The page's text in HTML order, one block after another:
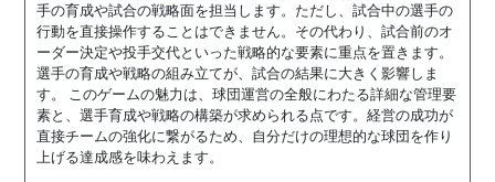
手の育成や試合の戦略面を担当します。ただし、試合中の選手の
行動を直接操作することはできません。その代わり、試合前のオ
ーダー決定や投手交代といった戦略的な要素に重点を置きます。
選手の育成や戦略の組み立てが、試合の結果に大きく影響しま
す。 このゲームの魅力は、球団運営の全般にわたる詳細な管理要
素と、選手育成や戦略の構築が求められる点です。経営の成功が
直接チームの強化に繋がるため、自分だけの理想的な球団を作り
上げる達成感を味わえます。